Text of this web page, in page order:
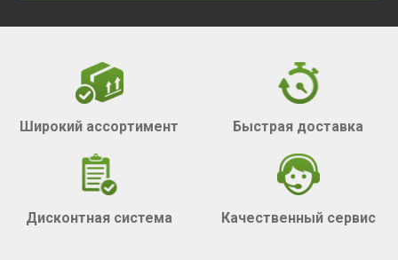
Широкий ассортимент Быстрая доставка
Дисконтная система Качественный сервис